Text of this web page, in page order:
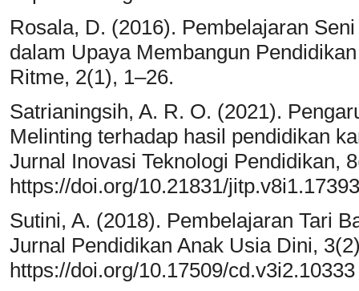
Rosala, D. (2016). Pembelajaran
dalam Upaya Membangun
Ritme, 2(1), 1–26.
Satrianingsih, A. R. O. (2021).
Melinting terhadap hasil pendidikan
Jurnal Inovasi Teknologi Pendidikan,
https://doi.org/10.21831/jitp.v8i1.17393
Sutini, A. (2018). Pembelajaran Tari
Jurnal Pendidikan Anak Usia Dini,
https://doi.org/10.17509/cd.v3i2.10333